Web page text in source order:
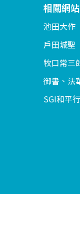
相關網站
池田大作
戶田城聖
牧口常三
御書、法
SGI和平